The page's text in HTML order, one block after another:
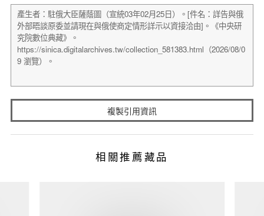
複製引用資訊
相關推薦藏品